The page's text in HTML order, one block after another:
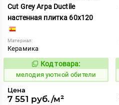
Cut Grey Arpa Ductile
настенная плитка 60x120
Материал:
Керамика
966937
Код товара:
мелодия уютной обители
Цена
7 551 руб./м²